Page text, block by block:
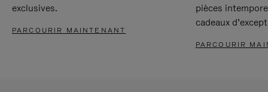
exclusives.
PARCOURIR MAINTENANT
pièces
cadeaux
PARCOURIR